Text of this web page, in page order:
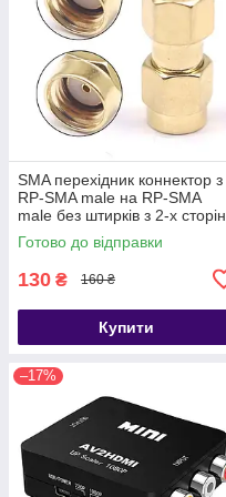
SMA перехідник коннектор з
RP-SMA male на RP-SMA
male без штирків з 2-х сторін
Готово до відправки
130 ₴ 160 ₴
Купити
–17%